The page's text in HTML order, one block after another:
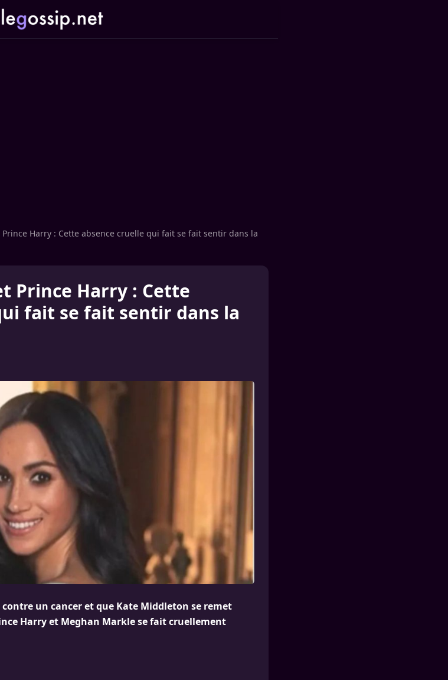
Harry : Cette absence cruelle qui fait se fait sentir dans la
Prince Harry : Cette
fait se fait sentir dans la
un cancer et que Kate Middleton se remet
Harry et Meghan Markle se fait cruellement